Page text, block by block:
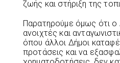
ζωής και στήριξη της
Παρατηρούμε όμως ότι
ανοιχτές και
όπου άλλοι Δήμοι
προτάσεις και να